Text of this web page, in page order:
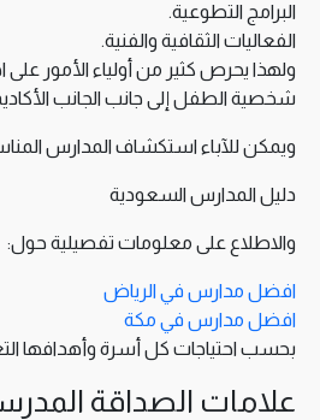
البرامج التطوعية.
الفعاليات الثقافية والفنية.
ولهذا يحرص كثير من أولياء الأمور على
شخصية الطفل إلى جانب الجانب
ويمكن للآباء استكشاف المدارس
دليل المدارس السعودية
والاطلاع على معلومات تفصيلية حول:
افضل مدارس في الرياض
افضل مدارس في مكة
بحسب احتياجات كل أسرة وأهدافها
علامات الصداقة